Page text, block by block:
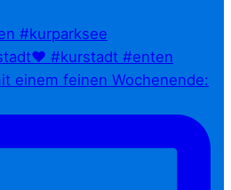
einem feinen Wochenende: